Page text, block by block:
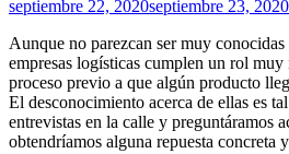
septiembre 22, 2020septiembre 23, 2020
Aunque no parezcan ser muy
empresas logísticas cumplen un rol
proceso previo a que algún producto
El desconocimiento acerca de ellas es
entrevistas en la calle y preguntáramos
obtendríamos alguna repuesta concreta